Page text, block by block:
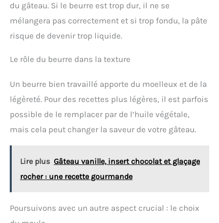
du gâteau. Si le beurre est trop dur, il ne se
mélangera pas correctement et si trop fondu, la pâte
risque de devenir trop liquide.
Le rôle du beurre dans la texture
Un beurre bien travaillé apporte du moelleux et de la
légèreté. Pour des recettes plus légères, il est parfois
possible de le remplacer par de l’huile végétale,
mais cela peut changer la saveur de votre gâteau.
Lire plus Gâteau vanille, insert chocolat et glaçage
rocher : une recette gourmande
Poursuivons avec un autre aspect crucial : le choix